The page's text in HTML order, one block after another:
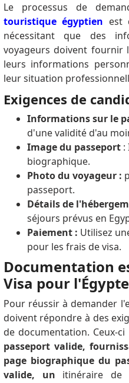
Le processus de
touristique égyptien est
nécessitant que des
voyageurs doivent fournir
leurs informations
leur situation
Exigences de
Informations sur le
d'une validité d'au
Image du passeport:
biographique.
Photo du voyageur :
passeport.
Détails de
séjours prévus en
Paiement : Utilisez
pour les frais de visa.
Documentation
Visa pour l'Égypte
Pour réussir à demander
doivent répondre à des
de documentation. Ceux-ci
passeport valide,
page biographique du
valide, un itinéraire de